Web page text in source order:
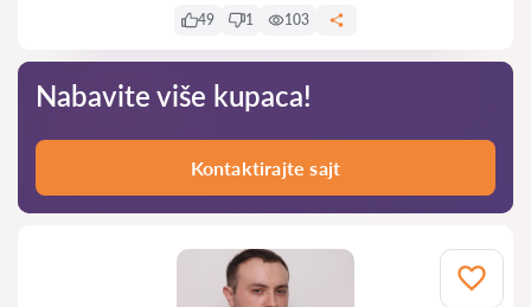
49 1 103
Nabavite više kupaca!
Kontaktirajte sajt